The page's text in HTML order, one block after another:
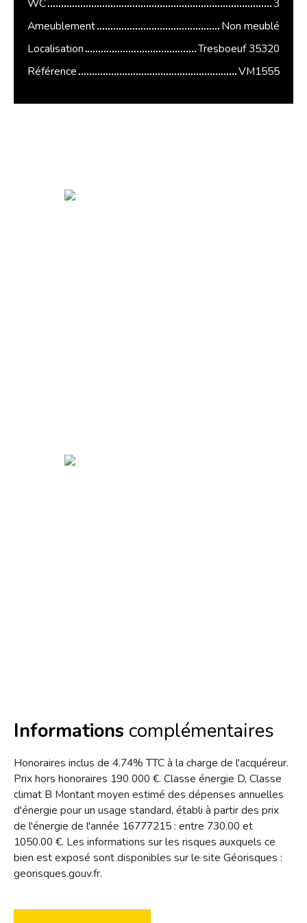
WC
3
Ameublement
Non meublé
Localisation
Tresboeuf 35320
Référence
VM1555
Informations complémentaires
Honoraires inclus de 4.74% TTC à la charge de l'acquéreur.
Prix hors honoraires 190 000 €. Classe énergie D, Classe
climat B Montant moyen estimé des dépenses annuelles
d'énergie pour un usage standard, établi à partir des prix
de l'énergie de l'année 16777215 : entre 730.00 et
1050.00 €. Les informations sur les risques auxquels ce
bien est exposé sont disponibles sur le site Géorisques :
georisques.gouv.fr.